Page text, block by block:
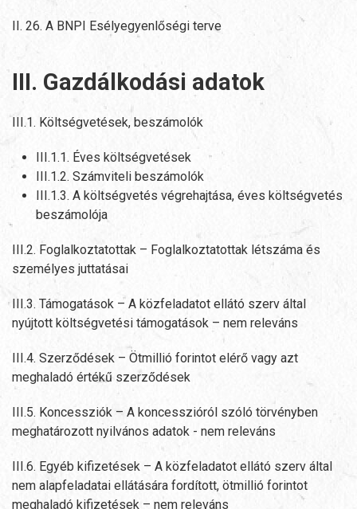
II. 26. A BNPI Esélyegyenlőségi terve
III. Gazdálkodási adatok
III.1. Költségvetések, beszámolók
III.1.1. Éves költségvetések
III.1.2. Számviteli beszámolók
III.1.3. A költségvetés végrehajtása, éves költségvetés
beszámolója
III.2. Foglalkoztatottak – Foglalkoztatottak létszáma és
személyes juttatásai
III.3. Támogatások – A közfeladatot ellátó szerv által
nyújtott költségvetési támogatások – nem releváns
III.4. Szerződések – Ötmillió forintot elérő vagy azt
meghaladó értékű szerződések
III.5. Koncessziók – A koncesszióról szóló törvényben
meghatározott nyilvános adatok - nem releváns
III.6. Egyéb kifizetések – A közfeladatot ellátó szerv által
nem alapfeladatai ellátására fordított, ötmillió forintot
meghaladó kifizetések – nem releváns